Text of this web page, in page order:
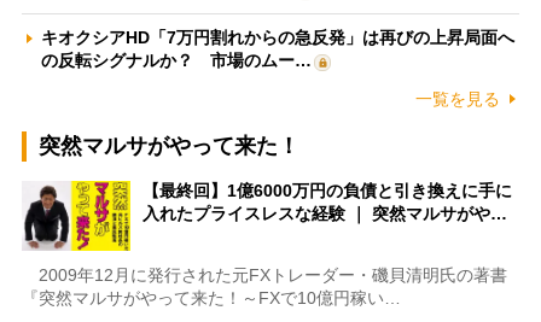
キオクシアHD「7万円割れからの急反発」は再びの上昇局面へ
の反転シグナルか？ 市場のムー…
一覧を見る
突然マルサがやって来た！
【最終回】1億6000万円の負債と引き換えに手に
入れたプライスレスな経験 ｜ 突然マルサがや…
2009年12月に発行された元FXトレーダー・磯貝清明氏の著書
『突然マルサがやって来た！～FXで10億円稼い…